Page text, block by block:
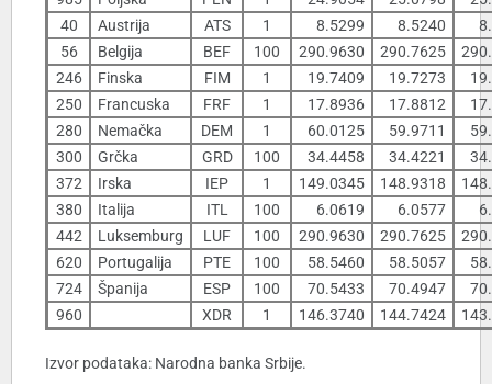
40
Austrija ATS 1 8.5299 8.5240
56
Belgija BEF 100 290.9630 290.7625
246
Finska FIM 1 19.7409 19.7273
250
Francuska FRF 1 17.8936 17.8812
280
Nemačka DEM 1 60.0125 59.9711
300
Grčka GRD 100 34.4458 34.4221
372
Irska IEP 1 149.0345 148.9318
380
Italija ITL 100 6.0619 6.0577
442
Luksemburg LUF 100 290.9630 290.7625
620
Portugalija PTE 100 58.5460 58.5057
724
Španija ESP 100 70.5433 70.4947
960
XDR 1 146.3740 144.7424
Izvor podataka: Narodna banka Srbije.